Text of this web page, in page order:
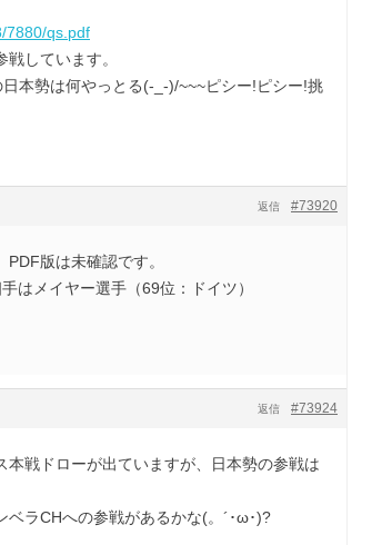
7880/qs.pdf
しています。
本勢は何やっとる(-_-)/~~~ピシー!ピシー!挑
#73920
返信
版は未確認です。
はメイヤー選手（69位：ドイツ）
#73924
返信
戦ドローが出ていますが、日本勢の参戦は
ベラCHへの参戦があるかな(。´･ω･)?